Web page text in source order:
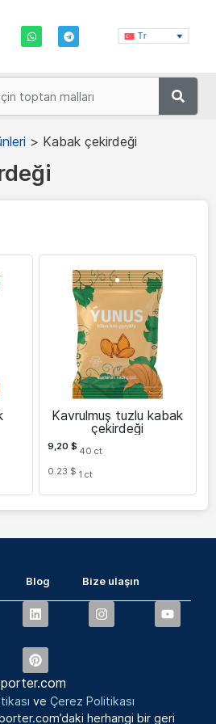
Tr
> Kabak çekirdeği
Kavrulmuş tuzlu kabak
çekirdeği
9,20 $ 40 ct
0.23 $ 1 ct
Blog Bize ulaşın
veÇerez Politikası
herhangi bir geri